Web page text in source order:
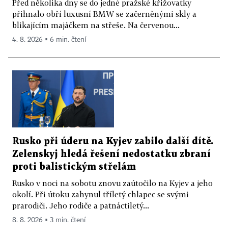
Před několika dny se do jedné pražské křižovatky
přihnalo obří luxusní BMW se začerněnými skly a
blikajícím majáčkem na střeše. Na červenou...
4. 8. 2026 ▪ 6 min. čtení
Rusko při úderu na Kyjev zabilo další dítě.
Zelenskyj hledá řešení nedostatku zbraní
proti balistickým střelám
Rusko v noci na sobotu znovu zaútočilo na Kyjev a jeho
okolí. Při útoku zahynul tříletý chlapec se svými
prarodiči. Jeho rodiče a patnáctiletý...
8. 8. 2026 ▪ 3 min. čtení